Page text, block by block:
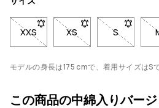
XXS- サイズXXSは在庫切れです。在
XS- サイズXSは在庫切
S- サイズS
モデルの身長は175 cmで、着用サイズはSで
この商品の中綿入りバー